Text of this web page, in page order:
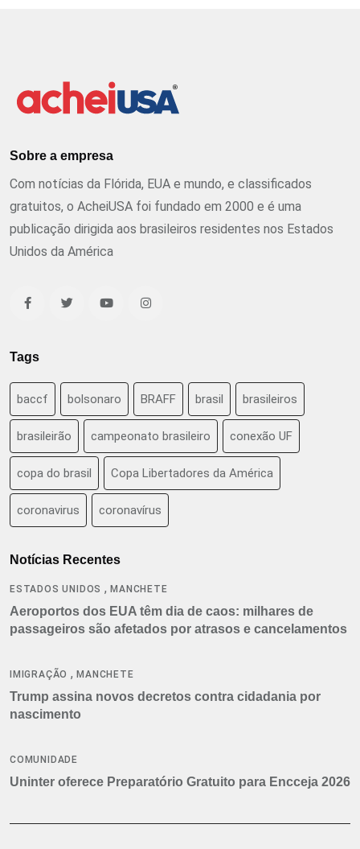
Sobre a empresa
Com notícias da Flórida, EUA e mundo, e classificados
gratuitos, o AcheiUSA foi fundado em 2000 e é uma
publicação dirigida aos brasileiros residentes nos Estados
Unidos da América
Tags
baccf bolsonaro BRAFF brasil brasileiros
brasileirão campeonato brasileiro conexão UF
copa do brasil Copa Libertadores da América
coronavirus coronavírus
Notícias Recentes
ESTADOS UNIDOS ,MANCHETE
Aeroportos dos EUA têm dia de caos: milhares de
passageiros são afetados por atrasos e cancelamentos
IMIGRAÇÃO ,MANCHETE
Trump assina novos decretos contra cidadania por
nascimento
COMUNIDADE
Uninter oferece Preparatório Gratuito para Encceja 2026